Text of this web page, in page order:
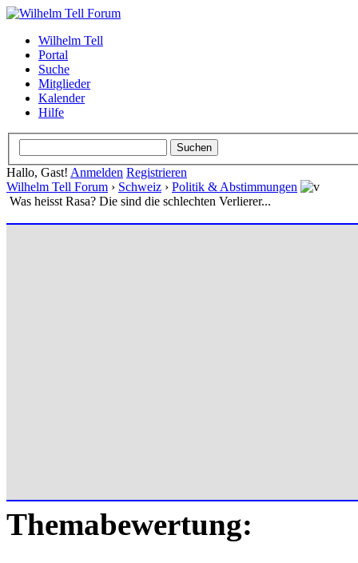
Wilhelm Tell
Portal
Suche
Mitglieder
Kalender
Hilfe
Hallo, Gast! Anmelden Registrieren
Wilhelm Tell Forum › Schweiz › Politik & Abstimmungen
Was heisst Rasa? Die sind die schlechten Verlierer...
Themabewertung: